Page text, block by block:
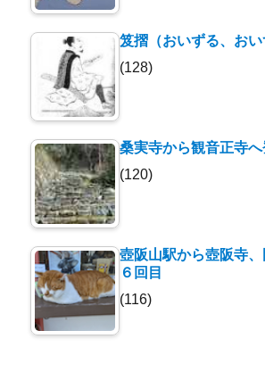
笈摺（おいずる、おい
(128)
桑実寺から観音正寺へ
(120)
壺阪山駅から壺阪寺、
６回目
(116)